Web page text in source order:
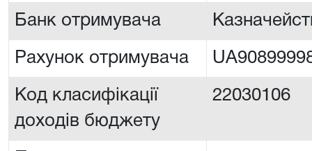
Банк отримувача
Рахунок отримувача
Код класифікації
доходів бюджету
22030106